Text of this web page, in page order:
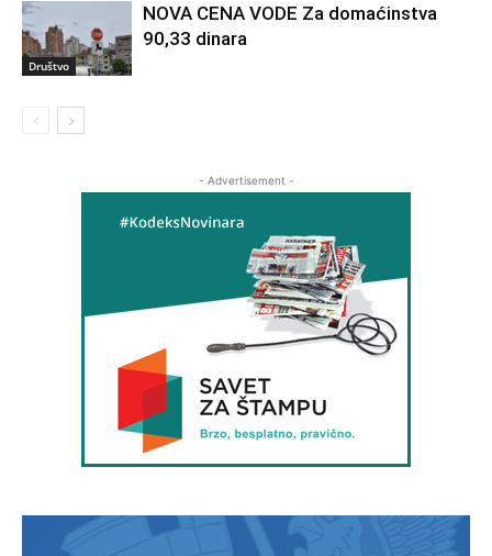
Društvo
NOVA CENA VODE Za domaćinstva
90,33 dinara
- Advertisement -